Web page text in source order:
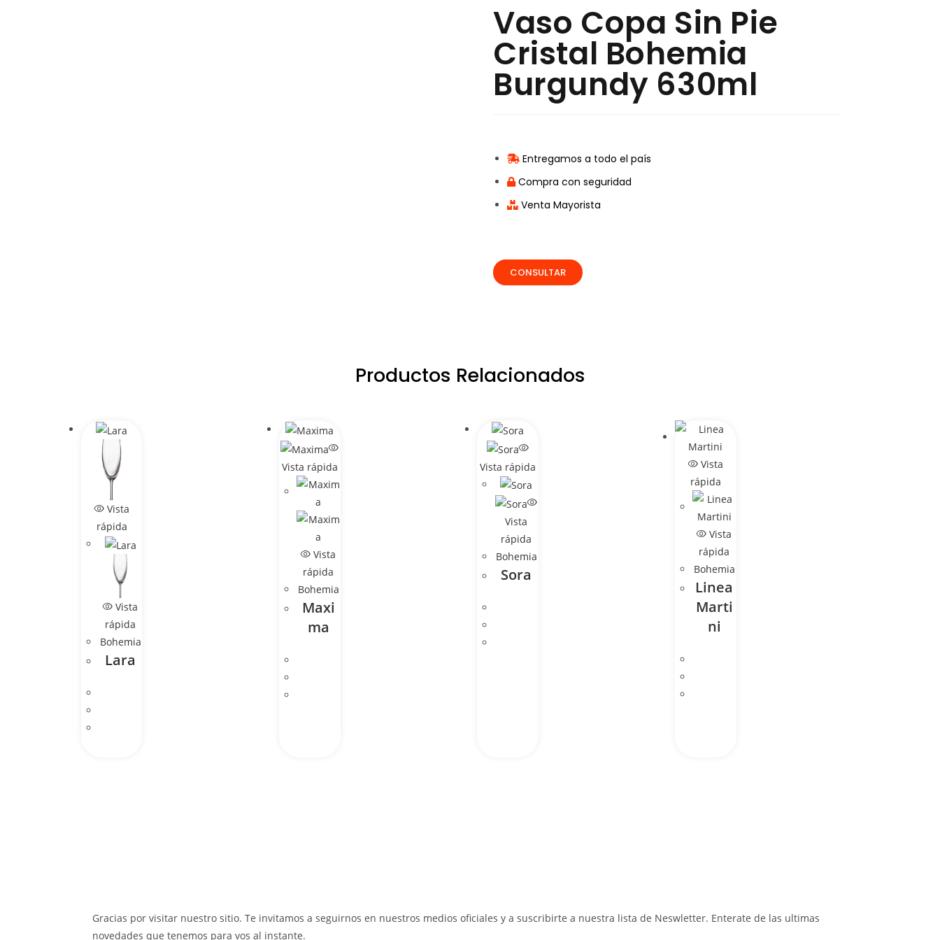
Vaso Copa Sin Pie
Cristal Bohemia
Burgundy 630ml
Entregamos a todo el país
Compra con seguridad
Venta Mayorista
CONSULTAR
Productos Relacionados
Vista
rápida
Vista
rápida
Bohemia
Lara
Vista rápida
Vista
rápida
Bohemia
Maxi
ma
Vista rápida
Vista
rápida
Bohemia
Sora
Vista
rápida
Vista
rápida
Bohemia
Linea
Marti
ni
Gracias por visitar nuestro sitio. Te invitamos a seguirnos en nuestros medios oficiales y a suscribirte a nuestra lista de Neswletter. Enterate de las ultimas
novedades que tenemos para vos al instante.